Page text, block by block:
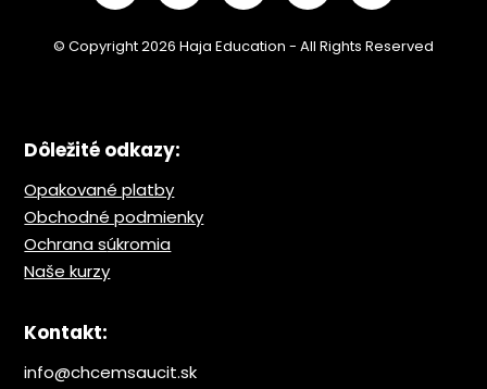
© Copyright 2026 Haja Education - All Rights Reserved
Dôležité odkazy:
Opakované platby
Obchodné podmienky
Ochrana súkromia
Naše kurzy
Kontakt:
info@chcemsaucit.sk